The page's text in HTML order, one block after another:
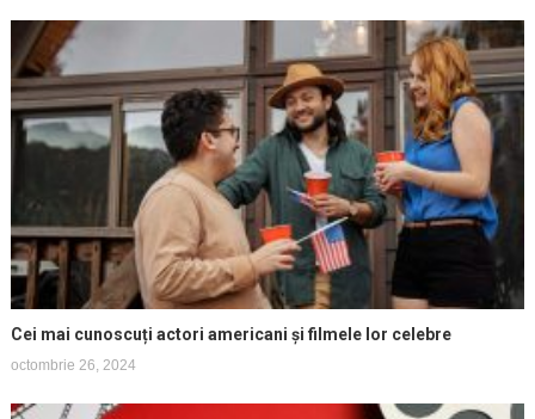
Cei mai cunoscuți actori americani și filmele lor celebre
octombrie 26, 2024